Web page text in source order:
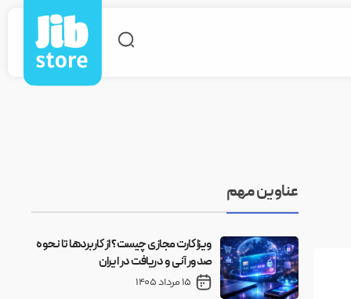
عناوین مهم
ویزا کارت مجازی چیست؟ از کاربردها تا نحوه
صدور آنی و دریافت در ایران
15 مرداد 1405